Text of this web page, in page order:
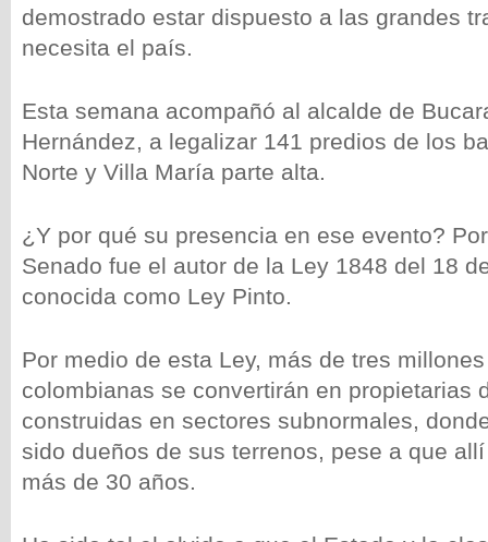
demostrado estar dispuesto a las grandes
necesita el país.
Esta semana acompañó al alcalde de
Hernández, a legalizar 141 predios de los
Norte y Villa María parte alta.
¿Y por qué su presencia en ese evento?
Senado fue el autor de la Ley 1848 del 18
conocida como Ley Pinto.
Por medio de esta Ley, más de tres
colombianas se convertirán en propietarias
construidas en sectores subnormales,
sido dueños de sus terrenos, pese a que
más de 30 años.